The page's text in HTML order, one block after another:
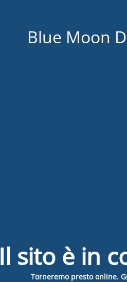
Blue Moon
Il sito è in
Torneremo presto online.